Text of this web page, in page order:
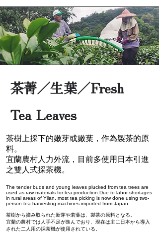
茶菁／生葉／Fresh
Tea Leaves
茶樹上採下的嫩芽或嫩葉，作為製茶的原
料。
宜蘭農村人力外流，目前多使用日本引進
之雙人式採茶機。
The tender buds and young leaves plucked from tea trees are
used as raw materials for tea production.Due to labor shortages
in rural areas of Yilan, most tea picking is now done using two-
person tea harvesting machines imported from Japan.
茶樹から摘み取られた新芽や若葉は、製茶の原料となる。
宜蘭の農村では人手不足が進んでおり、現在は主に日本から導入
された二人用の採茶機が使用されている。